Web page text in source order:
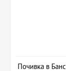
Почивка в